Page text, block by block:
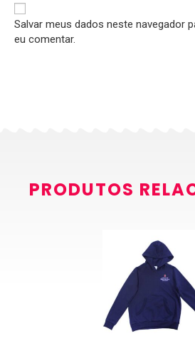
Salvar meus dados neste navegador
eu comentar.
PRODUTOS